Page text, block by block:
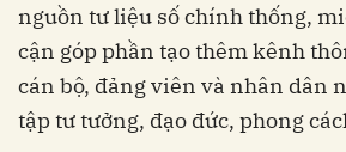
nguồn tư liệu số chính thống,
cận góp phần tạo thêm kênh
cán bộ, đảng viên và nhân dân
tập tư tưởng, đạo đức, phong